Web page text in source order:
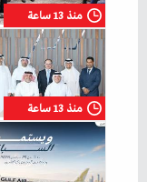
منذ 13 ساعة
الراهنة
منذ 13 ساعة
التحتية الرقمية